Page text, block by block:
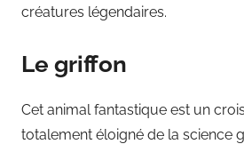
créatures légendaires.
Le griffon
Cet animal fantastique est un
totalement éloigné de la science